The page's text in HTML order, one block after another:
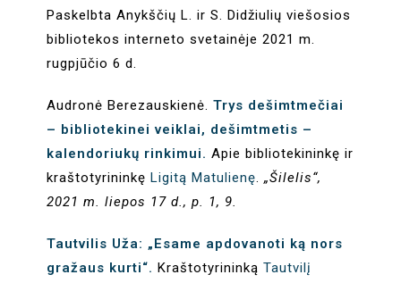
Paskelbta Anykščių L. ir S. Didžiulių viešosios
bibliotekos interneto svetainėje 2021 m.
rugpjūčio 6 d.
Audronė Berezauskienė.Trys dešimtmečiai
– bibliotekinei veiklai, dešimtmetis –
kalendoriukų rinkimui. Apie bibliotekininkę ir
kraštotyrininkęLigitą Matulienę.„Šilelis“,
2021 m. liepos 17 d., p. 1, 9.
Tautvilis Uža: „Esame apdovanoti ką nors
gražaus kurti“. KraštotyrininkąTautvilį